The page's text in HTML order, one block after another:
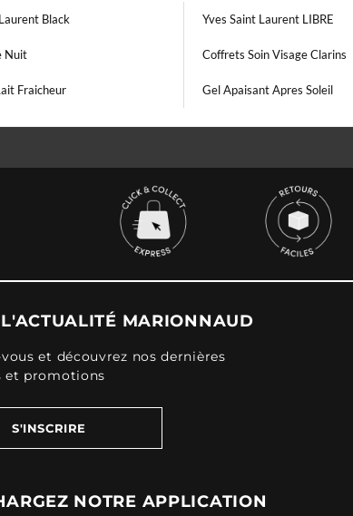
Black Yves Saint Laurent LIBRE
Nuit Coffrets Soin Visage Clarins
Fraicheur Gel Apaisant Apres Soleil
MARIONNAUD
et découvrez nos dernières
et promotions
S'INSCRIRE
NOTRE APPLICATION